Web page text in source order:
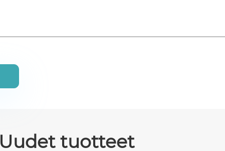
Uudet tuotteet